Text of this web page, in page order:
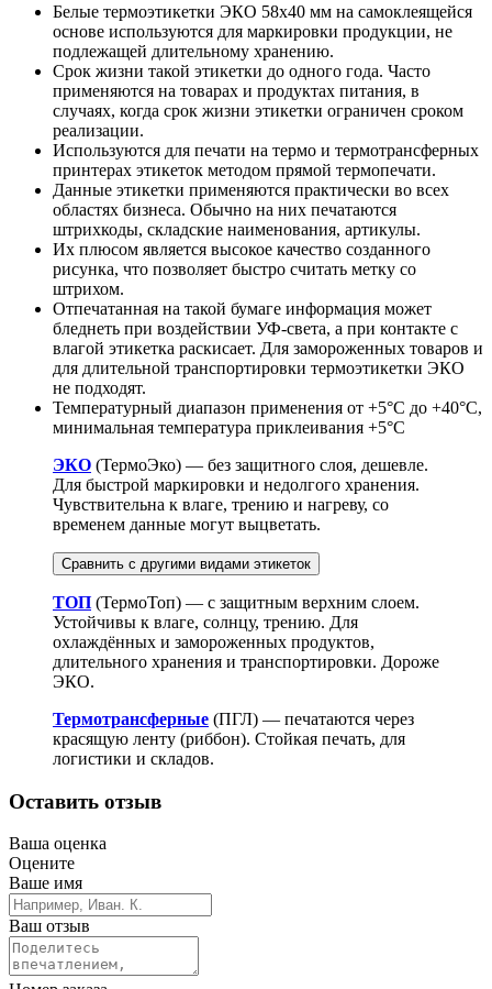
Белые термоэтикетки ЭКО 58x40 мм на самоклеящейся
основе используются для маркировки продукции, не
подлежащей длительному хранению.
Срок жизни такой этикетки до одного года. Часто
применяются на товарах и продуктах питания, в
случаях, когда срок жизни этикетки ограничен сроком
реализации.
Используются для печати на термо и термотрансферных
принтерах этикеток методом прямой термопечати.
Данные этикетки применяются практически во всех
областях бизнеса. Обычно на них печатаются
штрихкоды, складские наименования, артикулы.
Их плюсом является высокое качество созданного
рисунка, что позволяет быстро считать метку со
штрихом.
Отпечатанная на такой бумаге информация может
бледнеть при воздействии УФ-света, а при контакте с
влагой этикетка раскисает. Для замороженных товаров и
для длительной транспортировки термоэтикетки ЭКО
не подходят.
Температурный диапазон применения от +5°С до +40°С,
минимальная температура приклеивания +5°С
ЭКО (ТермоЭко) — без защитного слоя, дешевле.
Для быстрой маркировки и недолгого хранения.
Чувствительна к влаге, трению и нагреву, со
временем данные могут выцветать.
Сравнить с другими видами этикеток
ТОП (ТермоТоп) — с защитным верхним слоем.
Устойчивы к влаге, солнцу, трению. Для
охлаждённых и замороженных продуктов,
длительного хранения и транспортировки. Дороже
ЭКО.
Термотрансферные (ПГЛ) — печатаются через
красящую ленту (риббон). Стойкая печать, для
логистики и складов.
Оставить отзыв
Ваша оценка
Оцените
Ваше имя
Ваш отзыв